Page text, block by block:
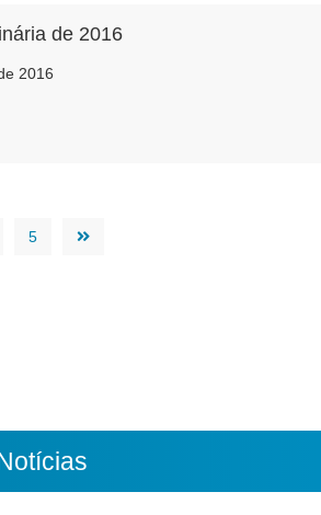
de 2016
2016
5